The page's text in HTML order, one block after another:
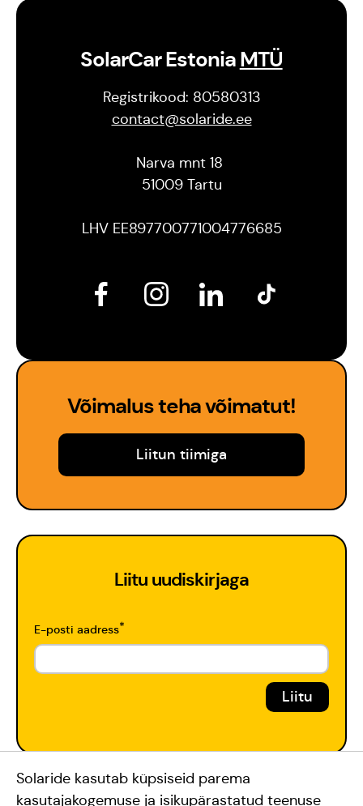
Toeta Meid
SolarCar EstoniaMTÜ
Registrikood: 80580313
contact@solaride.ee
Narva mnt 18
51009 Tartu
LHV EE897700771004776685
Võimalus teha võimatut!
Liitun tiimiga
Liitu uudiskirjaga
E-posti aadress*
#teamsolaride
Solaride kasutab küpsiseid parema
kasutajakogemuse ja isikupärastatud teenuse